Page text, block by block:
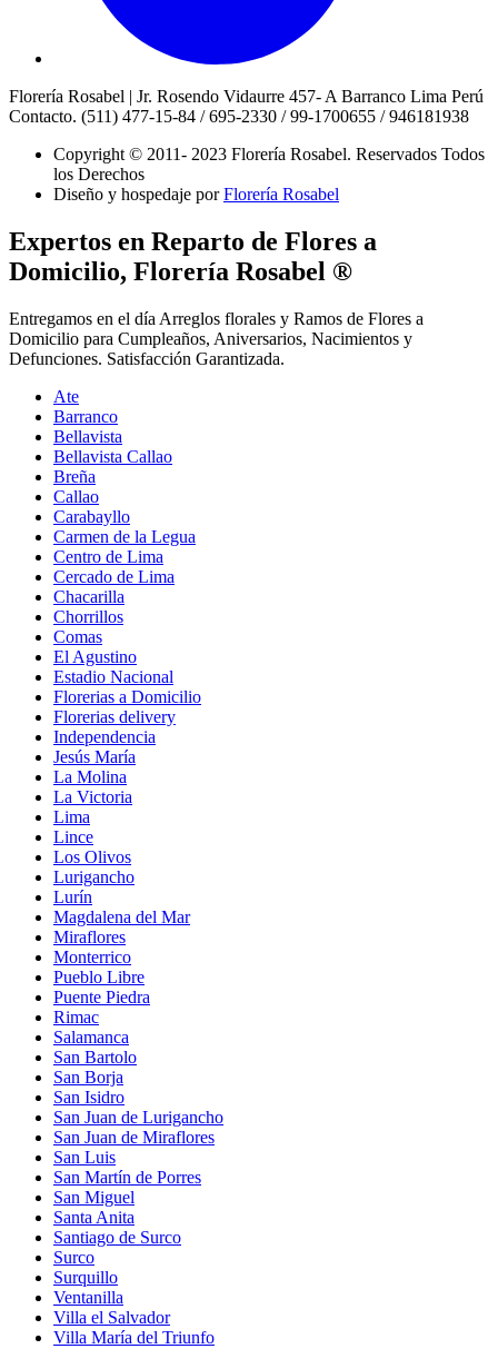
Florería Rosabel | Jr. Rosendo Vidaurre 457- A Barranco Lima Perú
Contacto. (511) 477-15-84 / 695-2330 / 99-1700655 / 946181938
Copyright © 2011- 2023 Florería Rosabel. Reservados Todos
los Derechos
Diseño y hospedaje porFlorería Rosabel
Expertos en Reparto de Flores a
Domicilio, Florería Rosabel ®
Entregamos en el día Arreglos florales y Ramos de Flores a
Domicilio para Cumpleaños, Aniversarios, Nacimientos y
Defunciones. Satisfacción Garantizada.
Ate
Barranco
Bellavista
Bellavista Callao
Breña
Callao
Carabayllo
Carmen de la Legua
Centro de Lima
Cercado de Lima
Chacarilla
Chorrillos
Comas
El Agustino
Estadio Nacional
Florerias a Domicilio
Florerias delivery
Independencia
Jesús María
La Molina
La Victoria
Lima
Lince
Los Olivos
Lurigancho
Lurín
Magdalena del Mar
Miraflores
Monterrico
Pueblo Libre
Puente Piedra
Rimac
Salamanca
San Bartolo
San Borja
San Isidro
San Juan de Lurigancho
San Juan de Miraflores
San Luis
San Martín de Porres
San Miguel
Santa Anita
Santiago de Surco
Surco
Surquillo
Ventanilla
Villa el Salvador
Villa María del Triunfo